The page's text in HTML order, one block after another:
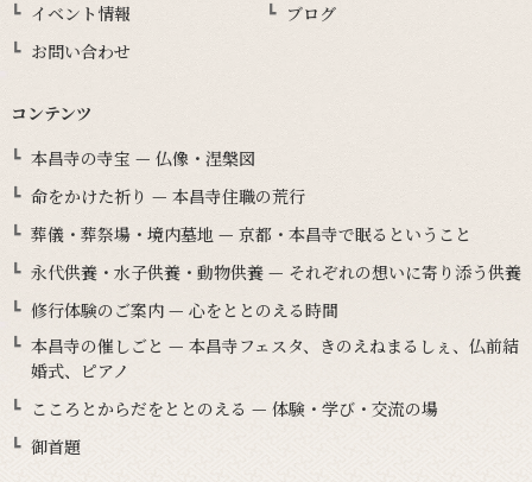
イベント情報
ブログ
お問い合わせ
コンテンツ
本昌寺の寺宝 — 仏像・涅槃図
命をかけた祈り — 本昌寺住職の荒行
葬儀・葬祭場・境内墓地 — 京都・本昌寺で眠るということ
永代供養・水子供養・動物供養 — それぞれの想いに寄り添う供養
修行体験のご案内 — 心をととのえる時間
本昌寺の催しごと — 本昌寺フェスタ、きのえねまるしぇ、仏前結
婚式、ピアノ
こころとからだをととのえる — 体験・学び・交流の場
御首題